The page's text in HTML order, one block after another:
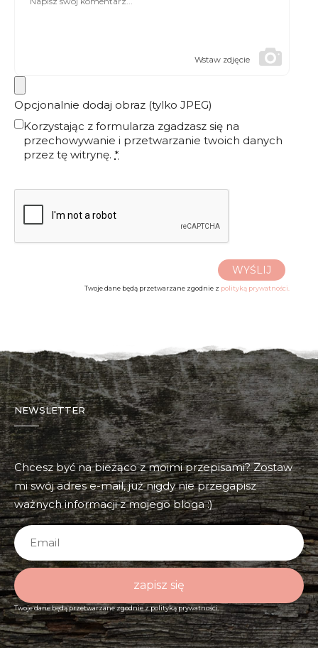
Wstaw zdjęcie
Opcjonalnie dodaj obraz (tylko JPEG)
Korzystając z formularza zgadzasz się na
przechowywanie i przetwarzanie twoich danych
przez tę witrynę. *
WYŚLIJ
Twoje dane będą przetwarzane zgodnie z polityką prywatności.
NEWSLETTER
Chcesz być na bieżąco z moimi przepisami? Zostaw
mi swój adres e-mail, już nigdy nie przegapisz
ważnych informacji z mojego bloga :)
zapisz się
Twoje dane będą przetwarzane zgodnie zpolityką prywatności.